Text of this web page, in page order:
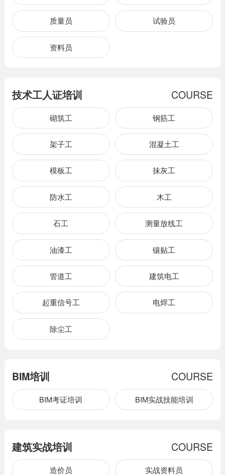
质量员 试验员
资料员
技术工人证培训 COURSE
砌筑工 钢筋工
架子工 混凝土工
模板工 抹灰工
防水工 木工
石工 测量放线工
油漆工 镶贴工
管道工 建筑电工
起重信号工 电焊工
除尘工
BIM培训 COURSE
BIM考证培训 BIM实战技能培训
建筑实战培训 COURSE
造价员 实战资料员